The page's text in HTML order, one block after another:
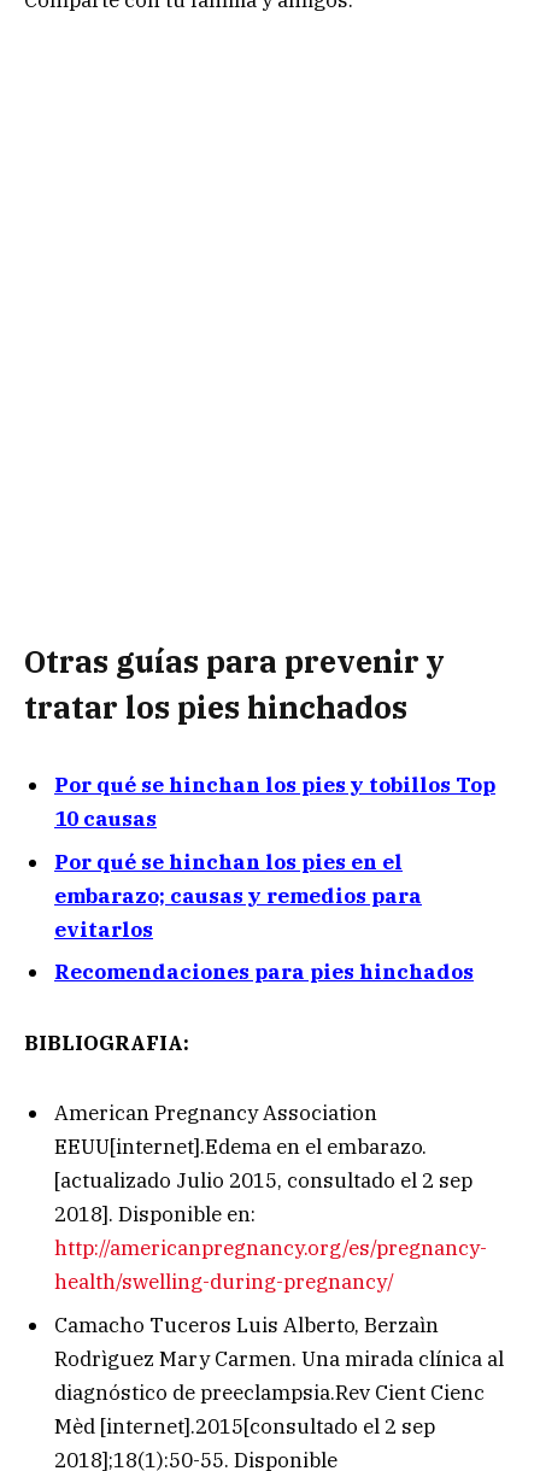
Otras guías para prevenir y
tratar los pies hinchados
Por qué se hinchan los pies y tobillos Top
10 causas
Por qué se hinchan los pies en el
embarazo; causas y remedios para
evitarlos
Recomendaciones para pies hinchados
BIBLIOGRAFIA:
American Pregnancy Association
EEUU[internet].Edema en el embarazo.
[actualizado Julio 2015, consultado el 2 sep
2018]. Disponible en:
http://americanpregnancy.org/es/pregnancy-
health/swelling-during-pregnancy/
Camacho Tuceros Luis Alberto, Berzaìn
Rodrìguez Mary Carmen. Una mirada clínica al
diagnóstico de preeclampsia.Rev Cient Cienc
Mèd [internet].2015[consultado el 2 sep
2018];18(1):50-55. Disponible